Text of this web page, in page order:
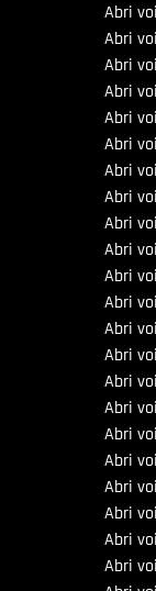
Abri
Abri
Abri
Abri
Abri
Abri
Abri
Abri
Abri
Abri
Abri
Abri
Abri
Abri
Abri
Abri
Abri
Abri
Abri
Abri
Abri
Abri